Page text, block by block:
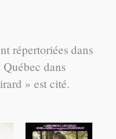
répertoriées dans
dans
» est cité.